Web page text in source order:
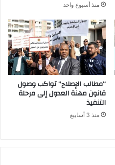
منذ أسبوع واحد
“مطالب الإصلاح” تواكب وصول
قانون مهنة العدول إلى مرحلة
التنفيذ
منذ 3 أسابيع